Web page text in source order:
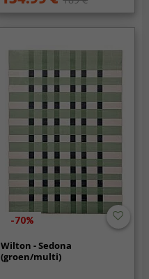
-70%
Wilton - Sedona
(groen/multi)